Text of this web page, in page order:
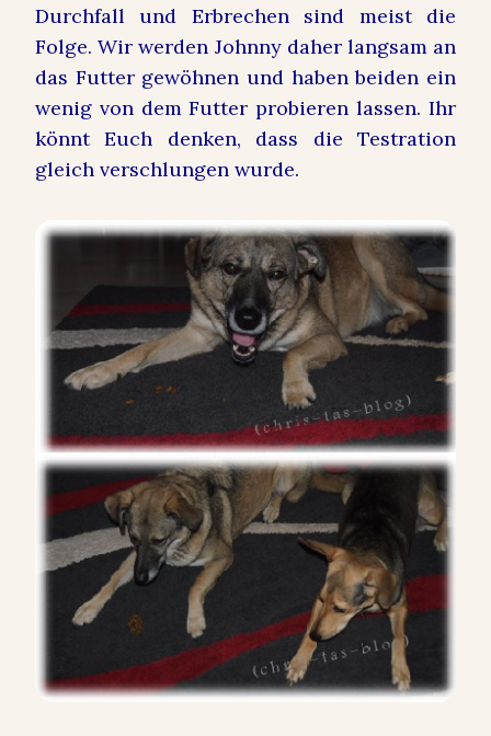
Durchfall und Erbrechen sind meist die
Folge. Wir werden Johnny daher langsam an
das Futter gewöhnen und haben beiden ein
wenig von dem Futter probieren lassen. Ihr
könnt Euch denken, dass die Testration
gleich verschlungen wurde.